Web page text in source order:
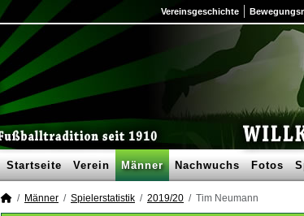
Vereinsgeschichte
Startseite Verein Männer Nachwuchs Fotos
Männer Spielerstatistik 2019/20 Tim Neumann